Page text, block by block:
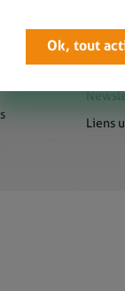
Presse
Liens
Ok, tout